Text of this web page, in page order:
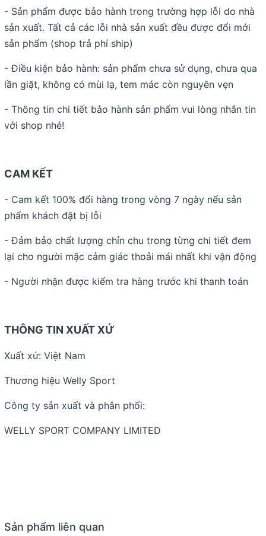
- Sản phẩm được bảo hành trong trường hợp lỗi do nhà
sản xuất. Tất cả các lỗi nhà sản xuất đều được đổi mới
sản phẩm (shop trả phí ship)
- Điều kiện bảo hành: sản phẩm chưa sử dụng, chưa qua
lần giặt, không có mùi lạ, tem mác còn nguyên vẹn
- Thông tin chi tiết bảo hành sản phẩm vui lòng nhắn tin
với shop nhé!
CAM KẾT
- Cam kết 100% đổi hàng trong vòng 7 ngày nếu sản
phẩm khách đặt bị lỗi
- Đảm bảo chất lượng chỉn chu trong từng chi tiết đem
lại cho người mặc cảm giác thoải mái nhất khi vận động
- Người nhận được kiểm tra hàng trước khi thanh toán
THÔNG TIN XUẤT XỨ
Xuất xứ: Việt Nam
Thương hiệu Welly Sport
Công ty sản xuất và phân phối:
WELLY SPORT COMPANY LIMITED
Sản phẩm liên quan